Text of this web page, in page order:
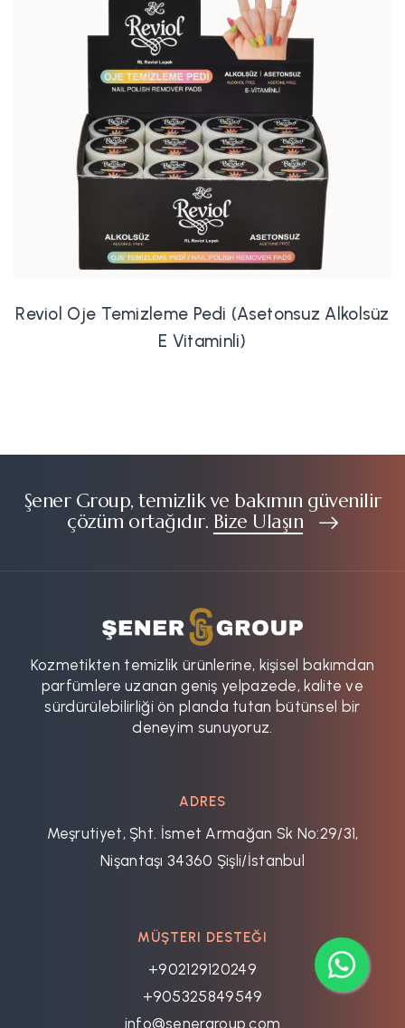
Reviol Oje Temizleme Pedi (Asetonsuz Alkolsüz
E Vitaminli)
Şener Group, temizlik ve bakımın güvenilir
çözüm ortağıdır. Bize Ulaşın
Kozmetikten temizlik ürünlerine, kişisel bakımdan
parfümlere uzanan geniş yelpazede, kalite ve
sürdürülebilirliği ön planda tutan bütünsel bir
deneyim sunuyoruz.
ADRES
Meşrutiyet, Şht. İsmet Armağan Sk No:29/31,
Nişantaşı 34360 Şişli/İstanbul
MÜŞTERI DESTEĞI
+902129120249
+905325849549
info@senergroup.com